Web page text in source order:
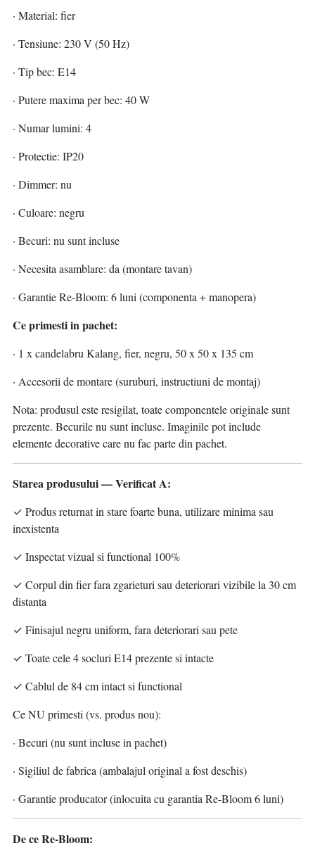
· Material: fier
· Tensiune: 230 V (50 Hz)
· Tip bec: E14
· Putere maxima per bec: 40 W
· Numar lumini: 4
· Protectie: IP20
· Dimmer: nu
· Culoare: negru
· Becuri: nu sunt incluse
· Necesita asamblare: da (montare tavan)
· Garantie Re-Bloom: 6 luni (componenta + manopera)
Ce primesti in pachet:
· 1 x candelabru Kalang, fier, negru, 50 x 50 x 135 cm
· Accesorii de montare (suruburi, instructiuni de montaj)
Nota: produsul este resigilat, toate componentele originale sunt
prezente. Becurile nu sunt incluse. Imaginile pot include
elemente decorative care nu fac parte din pachet.
Starea produsului — Verificat A:
✓ Produs returnat in stare foarte buna, utilizare minima sau
inexistenta
✓ Inspectat vizual si functional 100%
✓ Corpul din fier fara zgarieturi sau deteriorari vizibile la 30 cm
distanta
✓ Finisajul negru uniform, fara deteriorari sau pete
✓ Toate cele 4 socluri E14 prezente si intacte
✓ Cablul de 84 cm intact si functional
Ce NU primesti (vs. produs nou):
· Becuri (nu sunt incluse in pachet)
· Sigiliul de fabrica (ambalajul original a fost deschis)
· Garantie producator (inlocuita cu garantia Re-Bloom 6 luni)
De ce Re-Bloom: